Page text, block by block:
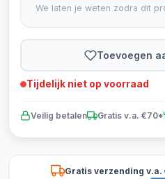
We laten je weten zodra dit
Toevoegen
Tijdelijk niet op voorraad
Veilig betalen Gratis v.a. €70*
Gratis verzending v.a.